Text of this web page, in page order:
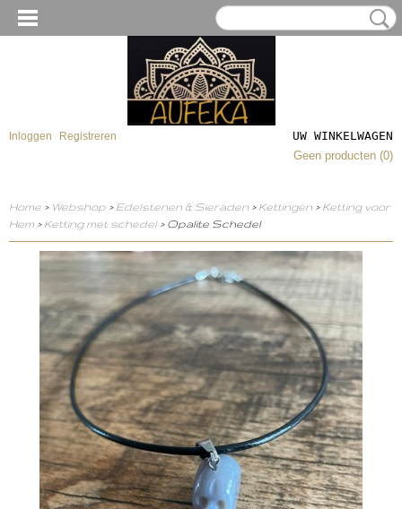
Inloggen Registreren
UW WINKELWAGEN
Geen producten (0)
Home > Webshop > Edelstenen & Sieraden > Kettingen > Ketting voor
Hem > Ketting met schedel> Opalite Schedel